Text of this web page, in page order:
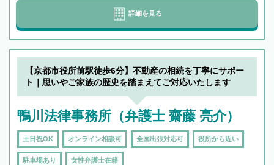
詳細を見る
【京都市役所前駅徒歩6分】不動産の相続を丁寧にサポー
ト｜思いやご家族の歴史を踏まえてご対応いたします
鴨川法律事務所（弁護士 齋藤 亮介）
土日祝OK オンライン相談可 全国出張対応可 役所から近い
駐車場あり 女性弁護士在籍